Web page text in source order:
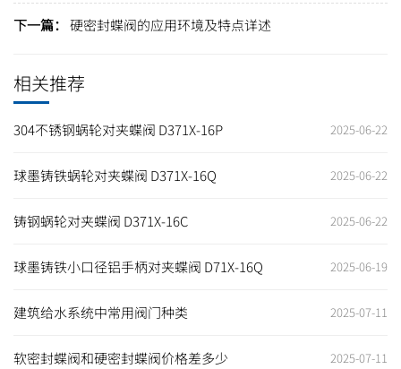
下一篇： 硬密封蝶阀的应用环境及特点详述
相关推荐
304不锈钢蜗轮对夹蝶阀 D371X-16P 2025-06-22
球墨铸铁蜗轮对夹蝶阀 D371X-16Q 2025-06-22
铸钢蜗轮对夹蝶阀 D371X-16C 2025-06-22
球墨铸铁小口径铝手柄对夹蝶阀 D71X-16Q 2025-06-19
建筑给水系统中常用阀门种类 2025-07-11
软密封蝶阀和硬密封蝶阀价格差多少 2025-07-11